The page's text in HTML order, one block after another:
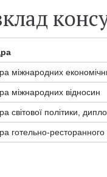
міжнародних
міжнародних відносин
світової політики,
готельно-ресторанного